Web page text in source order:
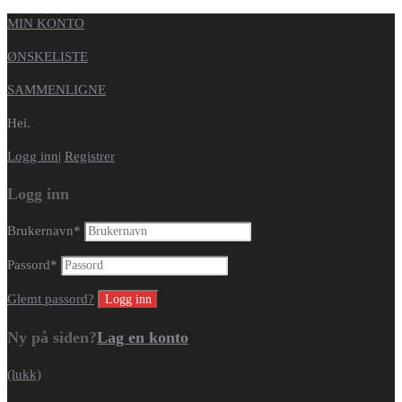
MIN KONTO
ØNSKELISTE
SAMMENLIGNE
Hei.
Logg inn| Registrer
Logg inn
Brukernavn*
Passord*
Glemt passord?
Ny på siden?Lag en konto
(lukk)